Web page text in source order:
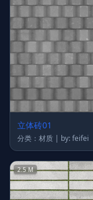
立体砖01
分类：材质 | by: feifei
2.5 M